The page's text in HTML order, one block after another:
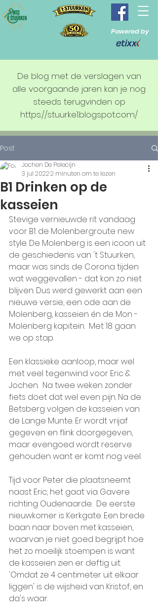
Powered by
De blog met de verslagen van
alle voorgaande jaren kan je nog
steeds terugvinden op
https://stuurke1.blogspot.com/
Post
B1 Drinken op de
kasseien
Jochen De Pelecijn
3 jul 20222 minuten om te lezen
Stevige vernieuwde rit vandaag
voor B1: de Molenbergroute new
style. De Molenberg is een icoon uit
de geschiedenis van 't Stuurken,
maar was sinds de Corona tijden
wat weggevallen - dat kon zo niet
blijven. Dus werd gewerkt aan een
nieuwe versie, een ode aan de
Molenberg, kasseien én de Mon -
Molenberg kapitein.  Met 18 gaan
we op stap.
Een klassieke aanloop, maar wel
met veel tegenwind voor Eric &
Jochen.  Na twee weken zonder
fiets doet dat wel even pijn. Na de
Betsberg volgen de kasseien van
de Lange Munte. Er wordt vrijaf
gegeven en flink doorgegeven,
maar evengoed wordt reserve
gehouden want er komt nog veel.
Tijd voor Peter die plaatsneemt
naast Eric, het gaat via Gavere
richting Oudenaarde.  De eerste
nieuwkomer is Kerkgate. Een brede
baan naar boven met kasseien,
waarvan je niet goed begrijpt hoe
het zo moeilijk stoempen is want
de kasseien zien er deftig uit.
'Omdat ze 4 centimeter uit elkaar
liggen' is de wijsheid van Kristof, en
da's waar.